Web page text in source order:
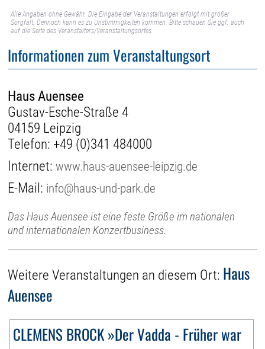
Alle Angaben ohne Gewähr. Die Eingabe der Veranstaltungen erfolgt mit großer
Sorgfalt. Dennoch kann es zu Unstimmigkeiten kommen. Bitte schauen Sie ggf. auch
auf die Seite des Veranstalters/Veranstaltungsortes.
Informationen zum Veranstaltungsort
Haus Auensee
Gustav-Esche-Straße 4
04159 Leipzig
Telefon: +49 (0)341 484000
Internet:www.haus-auensee-leipzig.de
E-Mail: info@haus-und-park.de
Das Haus Auensee ist eine feste Größe im nationalen
und internationalen Konzertbusiness.
Weitere Veranstaltungen an diesem Ort: Haus
Auensee
CLEMENS BROCK »Der Vadda - Früher war